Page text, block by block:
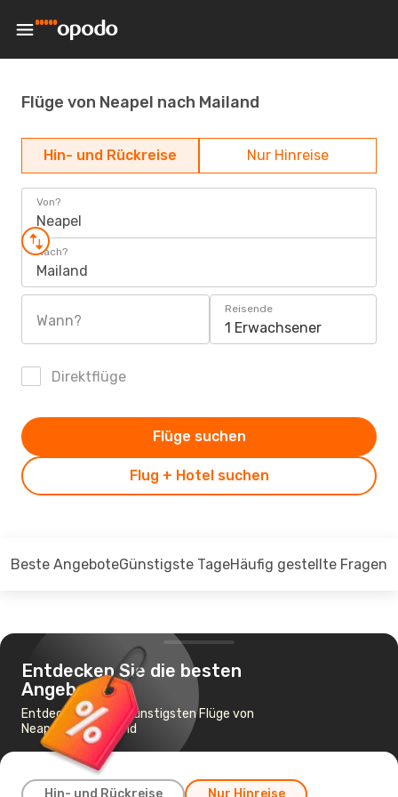
Flüge von Neapel nach Mailand
Hin- und Rückreise Nur Hinreise
Von?
Neapel
Nach?
Mailand
Wann?
Reisende
1 Erwachsener
Direktflüge
Flug + Hotel suchen
Flüge suchen
Beste AngeboteGünstigste TageHäufig gestellte Fragen
Entdecken Sie die besten
Angebote
Entdecken Sie die günstigsten Flüge von
Neapel nach Mailand
Hin- und Rückreise Nur Hinreise